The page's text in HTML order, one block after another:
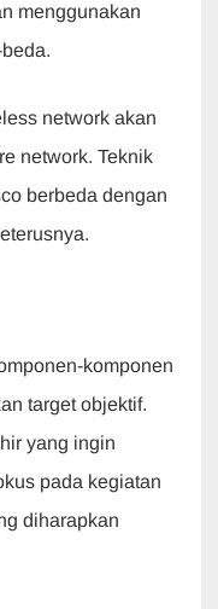
menggunakan
network akan
network. Teknik
berbeda dengan
komponen
target objektif.
yang ingin
pada kegiatan
diharapkan